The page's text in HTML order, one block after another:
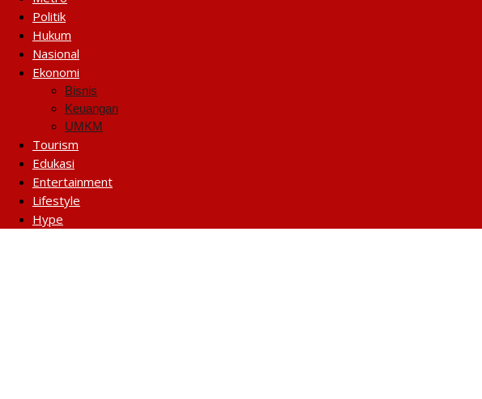
Politik
Hukum
Nasional
Ekonomi
Bisnis
Keuangan
UMKM
Tourism
Edukasi
Entertainment
Lifestyle
Hype